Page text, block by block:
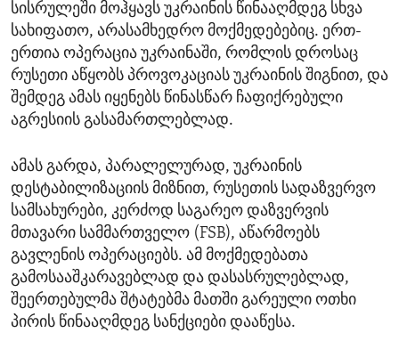
სისრულეში მოჰყავს უკრაინის წინააღმდეგ სხვა
სახიფათო, არასამხედრო მოქმედებებიც. ერთ-
ერთია ოპერაცია უკრაინაში, რომლის დროსაც
რუსეთი აწყობს პროვოკაციას უკრაინის შიგნით, და
შემდეგ ამას იყენებს წინასწარ ჩაფიქრებული
აგრესიის გასამართლებლად.
ამას გარდა, პარალელურად, უკრაინის
დესტაბილიზაციის მიზნით, რუსეთის სადაზვერვო
სამსახურები, კერძოდ საგარეო დაზვერვის
მთავარი სამმართველო (FSB), აწარმოებს
გავლენის ოპერაციებს. ამ მოქმედებათა
გამოსააშკარავებლად და დასასრულებლად,
შეერთებულმა შტატებმა მათში გარეული ოთხი
პირის წინააღმდეგ სანქციები დააწესა.